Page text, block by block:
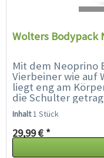
Wolters Bodypack
Mit dem Neoprino
Vierbeiner wie auf
liegt eng am
die Schulter
der kleine
Inhalt1 Stück
29,99 € *